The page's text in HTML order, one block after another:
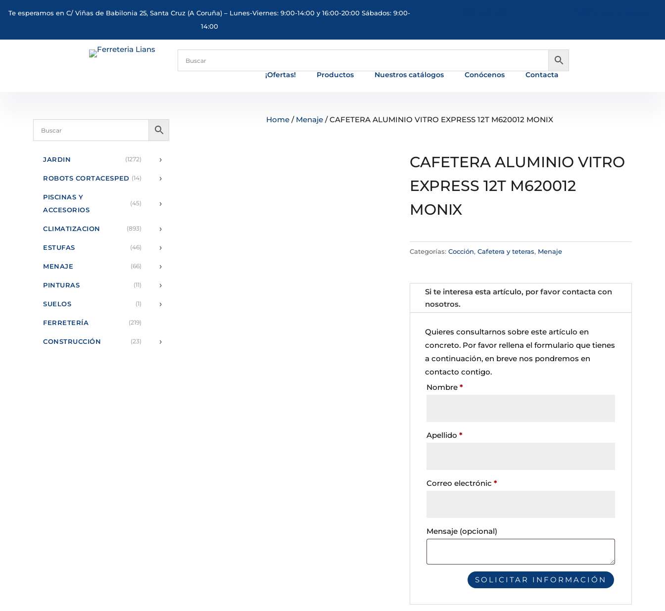
Te esperamos en C/ Viñas de Babilonia 25, Santa Cruz (A Coruña) – Lunes-Viernes: 9:00-14:00 y 16:00-20:00 Sábados: 9:00-
14:00
¡Ofertas! Productos Nuestros catálogos Conócenos Contacta
JARDIN (1272) ›
ROBOTS CORTACESPED (14) ›
PISCINAS Y
ACCESORIOS
(45) ›
CLIMATIZACION (893) ›
ESTUFAS (46) ›
MENAJE (66) ›
PINTURAS (11) ›
SUELOS (1) ›
FERRETERÍA (219)
CONSTRUCCIÓN (23) ›
Home/ Menaje/ CAFETERA ALUMINIO VITRO EXPRESS 12T M620012 MONIX
CAFETERA ALUMINIO VITRO
EXPRESS 12T M620012
MONIX
Categorías: Cocción, Cafetera y teteras, Menaje
Si te interesa esta artículo, por favor contacta con
nosotros.
Quieres consultarnos sobre este artículo en
concreto. Por favor rellena el formulario que tienes
a continuación, en breve nos pondremos en
contacto contigo.
Nombre *
Apellido *
Correo electrónic *
Mensaje (opcional)